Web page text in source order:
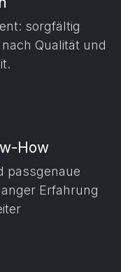
sorgfältig
Qualität und
How
passgenaue
Erfahrung